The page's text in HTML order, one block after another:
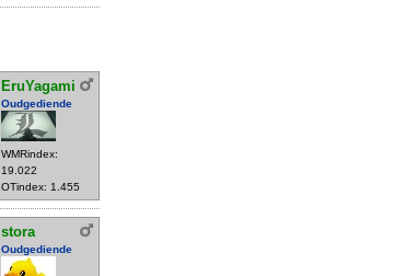
EruYagami
Oudgediende
WMRindex:
19.022
OTindex: 1.455
stora
Oudgediende